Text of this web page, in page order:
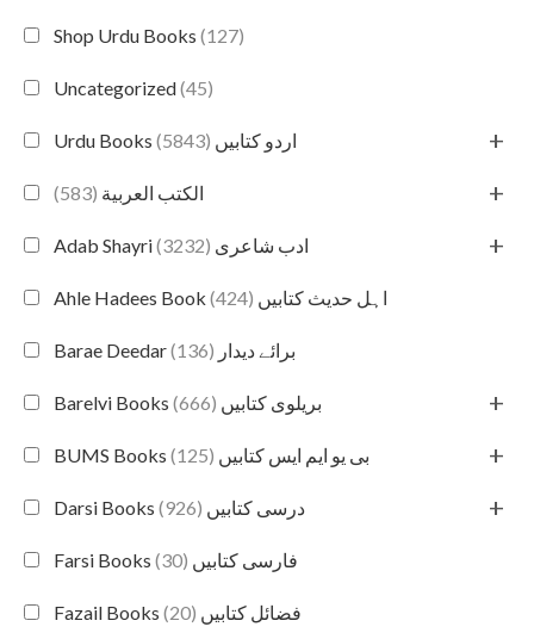
Shop Urdu Books (127)
Uncategorized(45)
Urdu Books اردو کتابیں (5843) +
الكتب العربية (583) +
Adab Shayri ادب شاعری (3232) +
Ahle Hadees Book اہل حدیث کتابیں (424)
Barae Deedar برائے دیدار (136)
Barelvi Books بریلوی کتابیں (666) +
BUMS Books بی یو ایم ایس کتابیں (125) +
Darsi Books درسی کتابیں (926) +
Farsi Books فارسی کتابیں (30)
Fazail Books فضائل کتابیں (20)